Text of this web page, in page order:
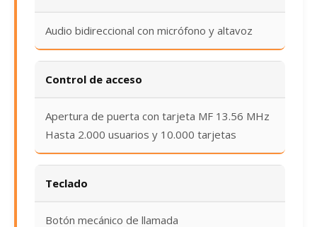
Audio bidireccional con micrófono y altavoz
Control de acceso
Apertura de puerta con tarjeta MF 13.56 MHz
Hasta 2.000 usuarios y 10.000 tarjetas
Teclado
Botón mecánico de llamada